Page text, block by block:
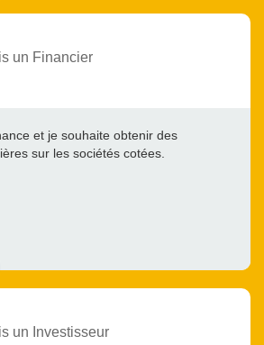
un Financier
et je souhaite obtenir des
sur les sociétés cotées.
un Investisseur